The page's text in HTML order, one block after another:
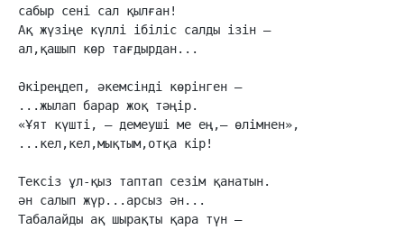
сабыр сені сал қылған!
Ақ жүзіңе күллі ібіліс салды ізін –
ал,қашып көр тағдырдан...
Әкіреңдеп, әкемсінді көрінген –
...жылап барар жоқ тәңір.
«Ұят күшті, – демеуші ме ең,– өлімнен»,
...кел,кел,мықтым,отқа кір!
Тексіз ұл-қыз таптап сезім қанатын.
ән салып жүр...арсыз ән...
Табалайды ақ шырақты қара түн –